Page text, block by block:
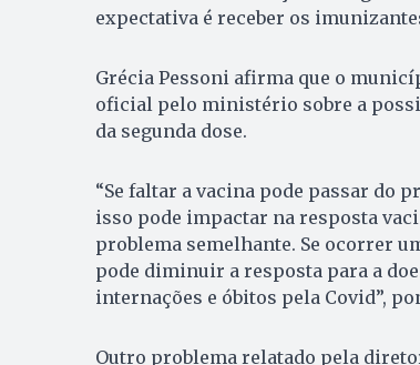
expectativa é receber os
Grécia Pessoni afirma que o
oficial pelo ministério sobre a
da segunda dose.
“Se faltar a vacina pode passar do
isso pode impactar na resposta
problema semelhante. Se ocorrer
pode diminuir a resposta para a
internações e óbitos pela Covid”,
Outro problema relatado pela